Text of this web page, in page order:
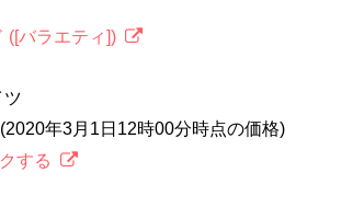
([バラエティ])
ツ
年3月1日12時00分時点の価格)
する